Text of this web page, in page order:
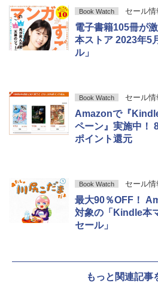
Book Watch セール情
電子書籍105冊が
本ストア 2023年5
ル」
Book Watch セール情
Amazonで『
ペーン』実施中！
ポイント還元
Book Watch セール情
最大90％OFF！
対象の「Kindle本
セール」
もっと関連記事